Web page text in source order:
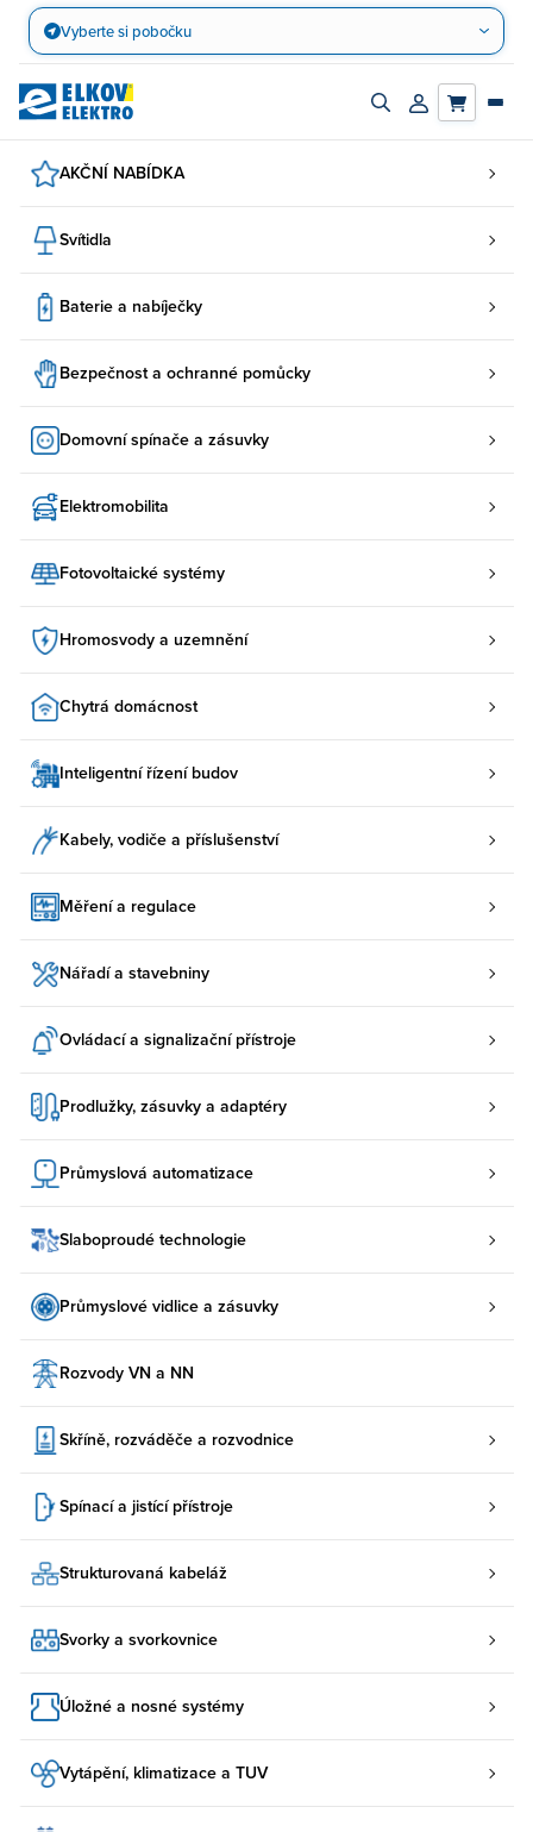
Přejít
obsah
Vyberte si pobočku
Zapnout/vypnout
Přihlásit/
AKČNÍ NABÍDKA
Svítidla
Baterie a nabíječky
Bezpečnost a ochranné pomůcky
Domovní spínače a zásuvky
Elektromobilita
Fotovoltaické systémy
Hromosvody a uzemnění
Chytrá domácnost
Inteligentní řízení budov
Kabely, vodiče a příslušenství
Měření a regulace
Nářadí a stavebniny
Ovládací a signalizační přístroje
Prodlužky, zásuvky a adaptéry
Průmyslová automatizace
Slaboproudé technologie
Průmyslové vidlice a zásuvky
Rozvody VN a NN
Skříně, rozváděče a rozvodnice
Spínací a jistící přístroje
Strukturovaná kabeláž
Svorky a svorkovnice
Úložné a nosné systémy
Vytápění, klimatizace a TUV